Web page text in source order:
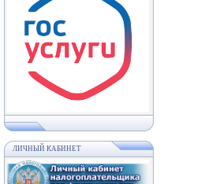
ЛИЧНЫЙ КАБИНЕТ